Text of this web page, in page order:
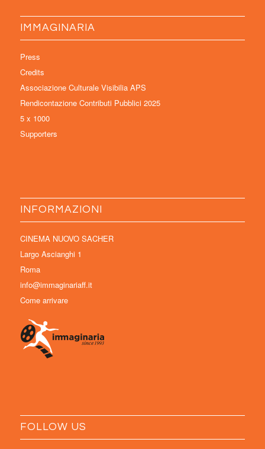
IMMAGINARIA
Press
Credits
Associazione Culturale Visibilia APS
Rendicontazione Contributi Pubblici 2025
5 x 1000
Supporters
INFORMAZIONI
CINEMA NUOVO SACHER
Largo Ascianghi 1
Roma
info@immaginariaff.it
Come arrivare
FOLLOW US